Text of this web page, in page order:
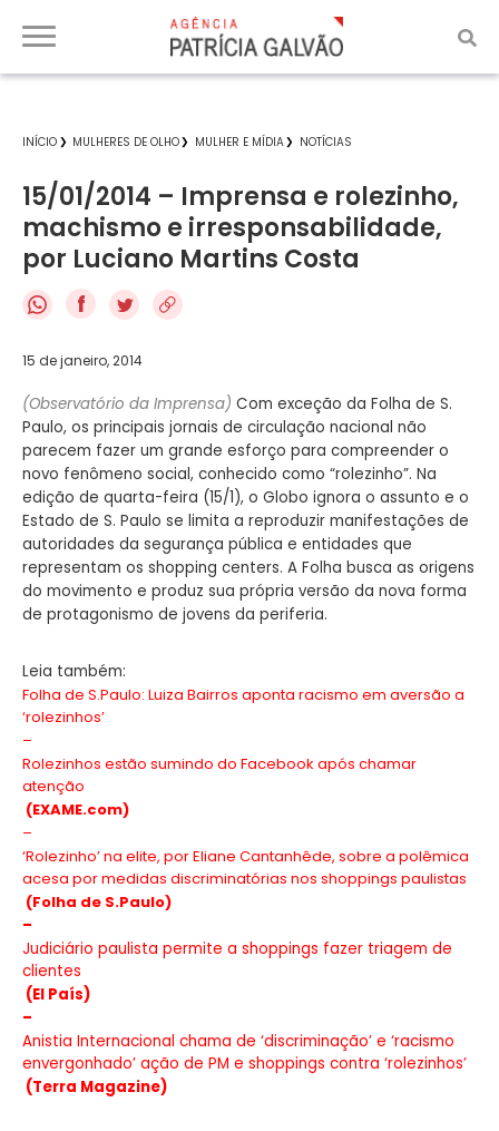
INÍCIO MULHERES DE OLHO MULHER E MÍDIA NOTÍCIAS
15/01/2014 – Imprensa e rolezinho,
machismo e irresponsabilidade,
por Luciano Martins Costa
f
15 de janeiro, 2014
(Observatório da Imprensa) Com exceção da Folha de S.
Paulo, os principais jornais de circulação nacional não
parecem fazer um grande esforço para compreender o
novo fenômeno social, conhecido como “rolezinho”. Na
edição de quarta-feira (15/1), o Globo ignora o assunto e o
Estado de S. Paulo se limita a reproduzir manifestações de
autoridades da segurança pública e entidades que
representam os shopping centers. A Folha busca as origens
do movimento e produz sua própria versão da nova forma
de protagonismo de jovens da periferia.
Leia também:
Folha de S.Paulo: Luiza Bairros aponta racismo em aversão a
‘rolezinhos’
–
Rolezinhos estão sumindo do Facebook após chamar
atenção
(EXAME.com)
–
‘Rolezinho’ na elite, por Eliane Cantanhêde, sobre a polêmica
acesa por medidas discriminatórias nos shoppings paulistas
(Folha de S.Paulo)
–
Judiciário paulista permite a shoppings fazer triagem de
clientes
(El País)
–
Anistia Internacional chama de ‘discriminação’ e ‘racismo
envergonhado’ ação de PM e shoppings contra ‘rolezinhos’
(Terra Magazine)